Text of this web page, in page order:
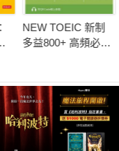
NEW TOEIC 新制
多益800+ 高頻必考